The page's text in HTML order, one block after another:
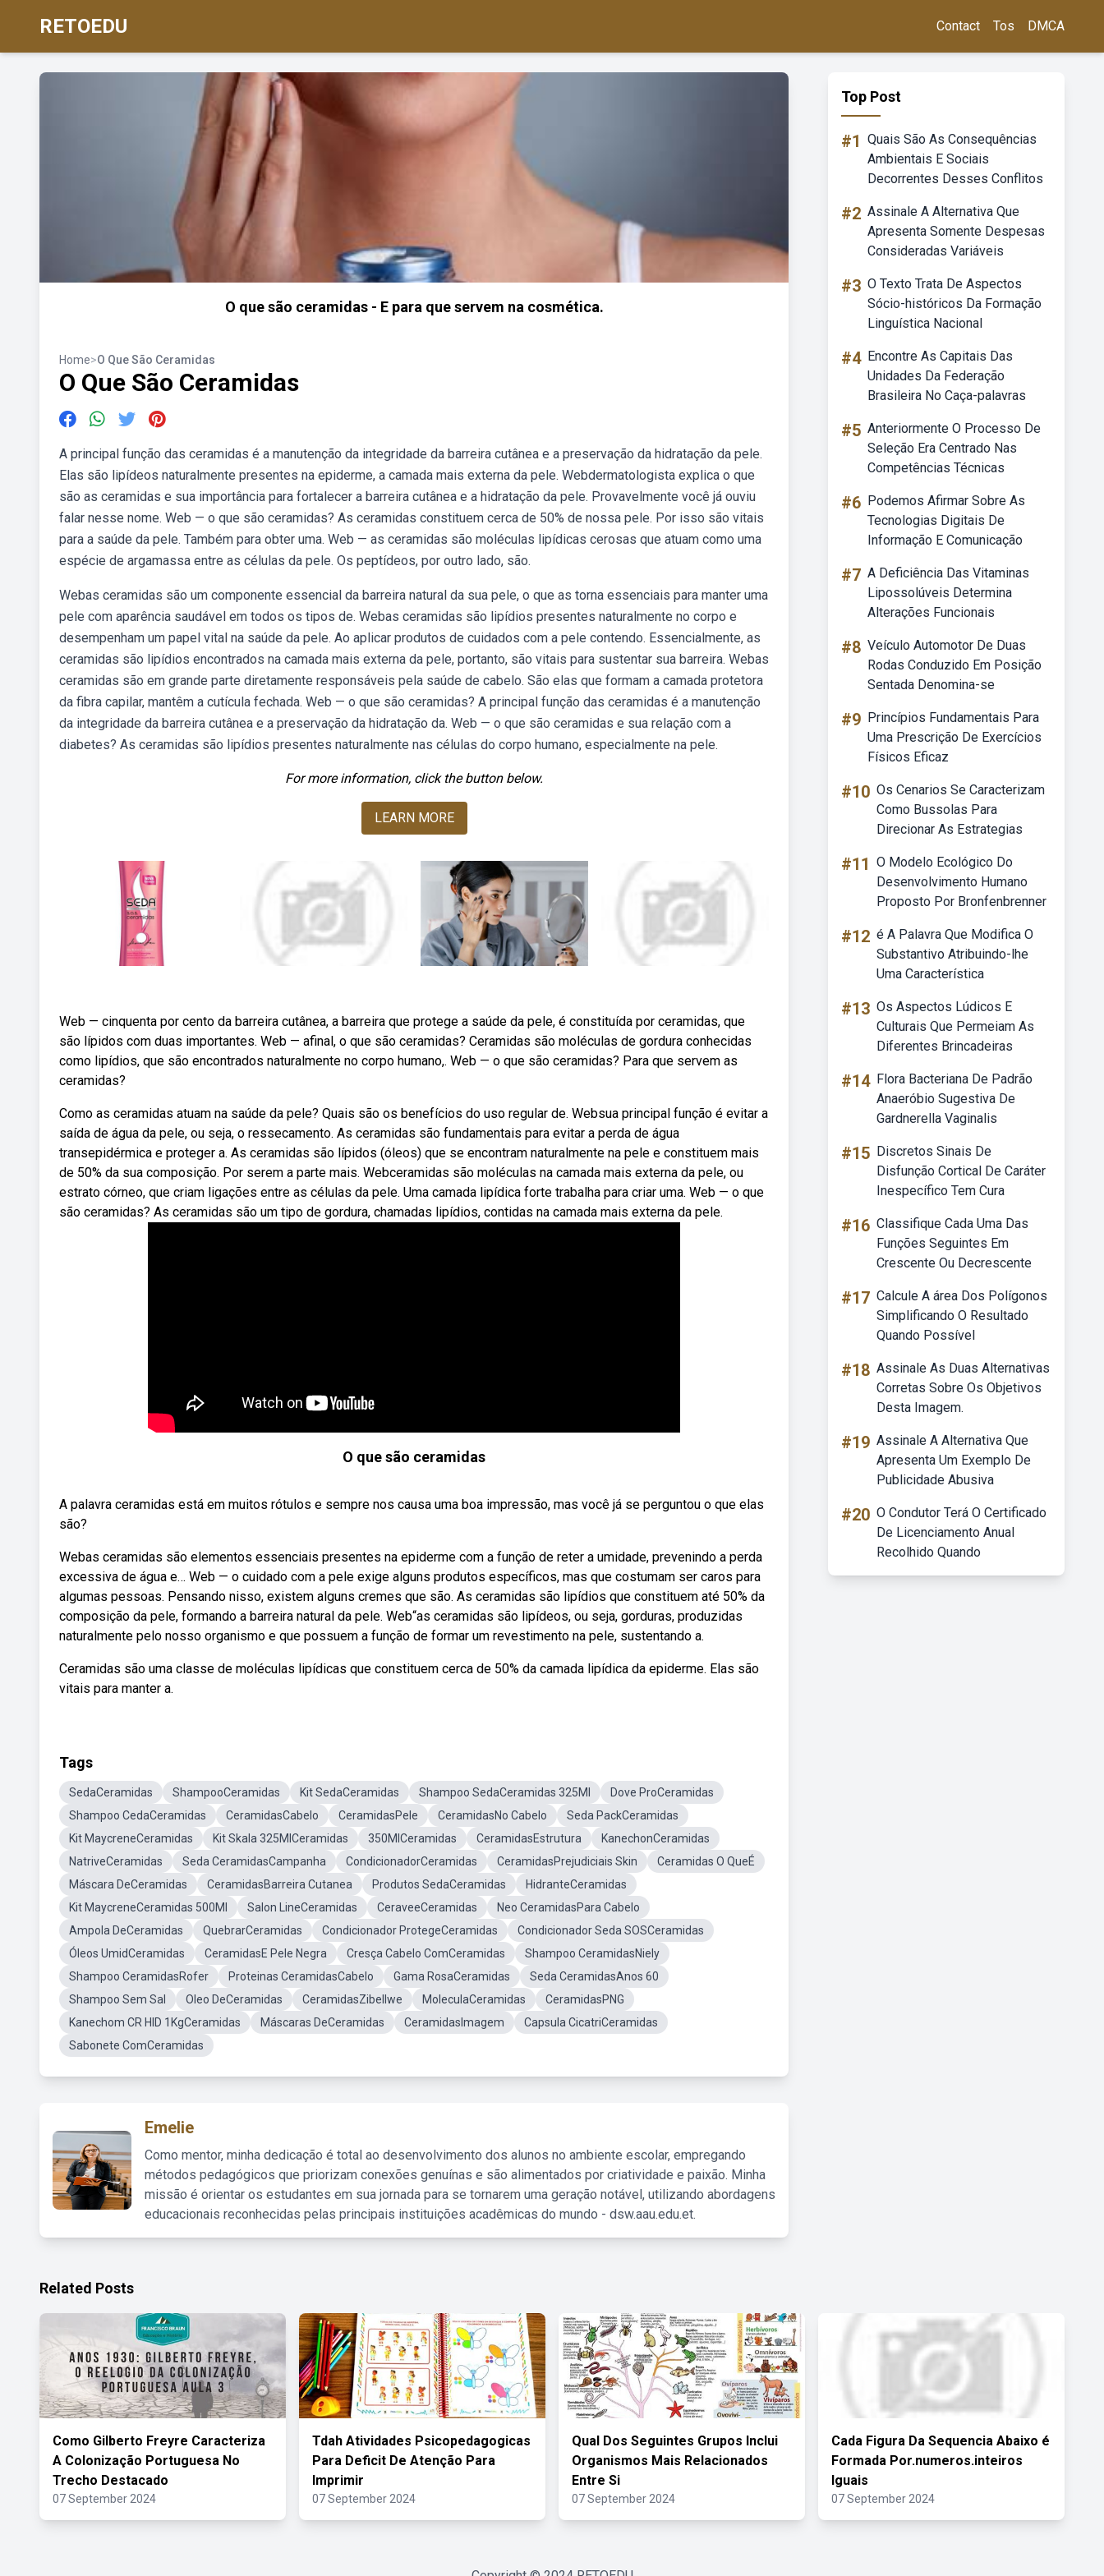
RETOEDU Contact Tos DMCA
O que são ceramidas - E para que servem na cosmética.
Home>O Que São Ceramidas
O Que São Ceramidas
A principal função das ceramidas é a manutenção da integridade da barreira cutânea e a preservação da hidratação da pele.
Elas são lipídeos naturalmente presentes na epiderme, a camada mais externa da pele. Webdermatologista explica o que
são as ceramidas e sua importância para fortalecer a barreira cutânea e a hidratação da pele. Provavelmente você já ouviu
falar nesse nome. Web — o que são ceramidas? As ceramidas constituem cerca de 50% de nossa pele. Por isso são vitais
para a saúde da pele. Também para obter uma. Web — as ceramidas são moléculas lipídicas cerosas que atuam como uma
espécie de argamassa entre as células da pele. Os peptídeos, por outro lado, são.
Webas ceramidas são um componente essencial da barreira natural da sua pele, o que as torna essenciais para manter uma
pele com aparência saudável em todos os tipos de. Webas ceramidas são lipídios presentes naturalmente no corpo e
desempenham um papel vital na saúde da pele. Ao aplicar produtos de cuidados com a pele contendo. Essencialmente, as
ceramidas são lipídios encontrados na camada mais externa da pele, portanto, são vitais para sustentar sua barreira. Webas
ceramidas são em grande parte diretamente responsáveis pela saúde de cabelo. São elas que formam a camada protetora
da fibra capilar, mantêm a cutícula fechada. Web — o que são ceramidas? A principal função das ceramidas é a manutenção
da integridade da barreira cutânea e a preservação da hidratação da. Web — o que são ceramidas e sua relação com a
diabetes? As ceramidas são lipídios presentes naturalmente nas células do corpo humano, especialmente na pele.
For more information, click the button below.
LEARN MORE
Web — cinquenta por cento da barreira cutânea, a barreira que protege a saúde da pele, é constituída por ceramidas, que
são lípidos com duas importantes. Web — afinal, o que são ceramidas? Ceramidas são moléculas de gordura conhecidas
como lipídios, que são encontrados naturalmente no corpo humano,. Web — o que são ceramidas? Para que servem as
ceramidas?
Como as ceramidas atuam na saúde da pele? Quais são os benefícios do uso regular de. Websua principal função é evitar a
saída de água da pele, ou seja, o ressecamento. As ceramidas são fundamentais para evitar a perda de água
transepidérmica e proteger a. As ceramidas são lípidos (óleos) que se encontram naturalmente na pele e constituem mais
de 50% da sua composição. Por serem a parte mais. Webceramidas são moléculas na camada mais externa da pele, ou
estrato córneo, que criam ligações entre as células da pele. Uma camada lipídica forte trabalha para criar uma. Web — o que
são ceramidas? As ceramidas são um tipo de gordura, chamadas lipídios, contidas na camada mais externa da pele.
O que são ceramidas
A palavra ceramidas está em muitos rótulos e sempre nos causa uma boa impressão, mas você já se perguntou o que elas
são?
Webas ceramidas são elementos essenciais presentes na epiderme com a função de reter a umidade, prevenindo a perda
excessiva de água e… Web — o cuidado com a pele exige alguns produtos específicos, mas que costumam ser caros para
algumas pessoas. Pensando nisso, existem alguns cremes que são. As ceramidas são lipídios que constituem até 50% da
composição da pele, formando a barreira natural da pele. Web“as ceramidas são lipídeos, ou seja, gorduras, produzidas
naturalmente pelo nosso organismo e que possuem a função de formar um revestimento na pele, sustentando a.
Ceramidas são uma classe de moléculas lipídicas que constituem cerca de 50% da camada lipídica da epiderme. Elas são
vitais para manter a.
Tags
SedaCeramidas ShampooCeramidas Kit SedaCeramidas Shampoo SedaCeramidas 325Ml
Dove ProCeramidas
Shampoo CedaCeramidas
CeramidasCabelo CeramidasPele CeramidasNo Cabelo
Seda PackCeramidas
Kit MaycreneCeramidas
Kit Skala 325MlCeramidas 350MlCeramidas CeramidasEstrutura
KanechonCeramidas
NatriveCeramidas
Seda CeramidasCampanha CondicionadorCeramidas CeramidasPrejudiciais Skin
Ceramidas O QueÉ
Máscara DeCeramidas
CeramidasBarreira Cutanea Produtos SedaCeramidas
HidranteCeramidas
Kit MaycreneCeramidas 500Ml
Salon LineCeramidas CeraveeCeramidas
Neo CeramidasPara Cabelo
Ampola DeCeramidas
QuebrarCeramidas Condicionador ProtegeCeramidas
Condicionador Seda SOSCeramidas
Óleos UmidCeramidas
CeramidasE Pele Negra Cresça Cabelo ComCeramidas
Shampoo CeramidasNiely
Shampoo CeramidasRofer
Proteinas CeramidasCabelo Gama RosaCeramidas
Seda CeramidasAnos 60
Shampoo Sem Sal
Oleo DeCeramidas CeramidasZibellwe MoleculaCeramidas
CeramidasPNG
Kanechom CR HID 1KgCeramidas
Máscaras DeCeramidas CeramidasImagem
Capsula CicatriCeramidas
Sabonete ComCeramidas
Emelie
Como mentor, minha dedicação é total ao desenvolvimento dos alunos no ambiente escolar, empregando
métodos pedagógicos que priorizam conexões genuínas e são alimentados por criatividade e paixão. Minha
missão é orientar os estudantes em sua jornada para se tornarem uma geração notável, utilizando abordagens
educacionais reconhecidas pelas principais instituições acadêmicas do mundo - dsw.aau.edu.et.
Top Post
#1 Quais São As Consequências
Ambientais E Sociais
Decorrentes Desses Conflitos
#2 Assinale A Alternativa Que
Apresenta Somente Despesas
Consideradas Variáveis
#3 O Texto Trata De Aspectos
Sócio-históricos Da Formação
Linguística Nacional
#4 Encontre As Capitais Das
Unidades Da Federação
Brasileira No Caça-palavras
#5 Anteriormente O Processo De
Seleção Era Centrado Nas
Competências Técnicas
#6 Podemos Afirmar Sobre As
Tecnologias Digitais De
Informação E Comunicação
#7 A Deficiência Das Vitaminas
Lipossolúveis Determina
Alterações Funcionais
#8 Veículo Automotor De Duas
Rodas Conduzido Em Posição
Sentada Denomina-se
#9 Princípios Fundamentais Para
Uma Prescrição De Exercícios
Físicos Eficaz
#10 Os Cenarios Se Caracterizam
Como Bussolas Para
Direcionar As Estrategias
#11 O Modelo Ecológico Do
Desenvolvimento Humano
Proposto Por Bronfenbrenner
#12 é A Palavra Que Modifica O
Substantivo Atribuindo-lhe
Uma Característica
#13 Os Aspectos Lúdicos E
Culturais Que Permeiam As
Diferentes Brincadeiras
#14 Flora Bacteriana De Padrão
Anaeróbio Sugestiva De
Gardnerella Vaginalis
#15 Discretos Sinais De
Disfunção Cortical De Caráter
Inespecífico Tem Cura
#16 Classifique Cada Uma Das
Funções Seguintes Em
Crescente Ou Decrescente
#17 Calcule A área Dos Polígonos
Simplificando O Resultado
Quando Possível
#18 Assinale As Duas Alternativas
Corretas Sobre Os Objetivos
Desta Imagem.
#19 Assinale A Alternativa Que
Apresenta Um Exemplo De
Publicidade Abusiva
#20 O Condutor Terá O Certificado
De Licenciamento Anual
Recolhido Quando
Related Posts
Como Gilberto Freyre Caracteriza
A Colonização Portuguesa No
Trecho Destacado
07 September 2024
Tdah Atividades Psicopedagogicas
Para Deficit De Atenção Para
Imprimir
07 September 2024
Qual Dos Seguintes Grupos Inclui
Organismos Mais Relacionados
Entre Si
07 September 2024
Cada Figura Da Sequencia Abaixo é
Formada Por.numeros.inteiros
Iguais
07 September 2024